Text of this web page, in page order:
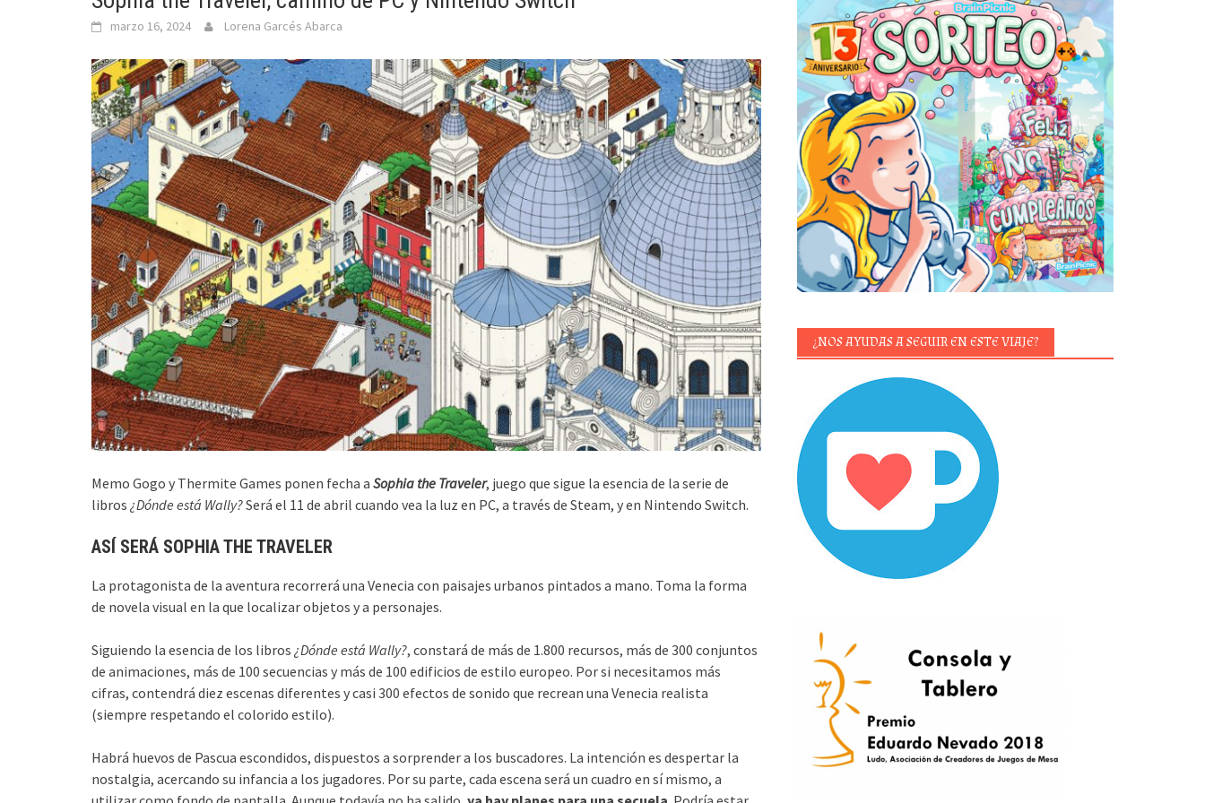
marzo 16, 2024 Lorena Garcés Abarca
Memo Gogo y Thermite Games ponen fecha a Sophia the Traveler, juego que sigue la esencia de la serie de
libros ¿Dónde está Wally?Será el 11 de abril cuando vea la luz en PC, a través de Steam, y en Nintendo Switch.
ASÍ SERÁ SOPHIA THE TRAVELER
La protagonista de la aventura recorrerá una Venecia con paisajes urbanos pintados a mano. Toma la forma
de novela visual en la que localizar objetos y a personajes.
Siguiendo la esencia de los libros ¿Dónde está Wally?, constará de más de 1.800 recursos, más de 300 conjuntos
de animaciones, más de 100 secuencias y más de 100 edificios de estilo europeo. Por si necesitamos más
cifras, contendrá diez escenas diferentes y casi 300 efectos de sonido que recrean una Venecia realista
(siempre respetando el colorido estilo).
Habrá huevos de Pascua escondidos, dispuestos a sorprender a los buscadores. La intención es despertar la
nostalgia, acercando su infancia a los jugadores. Por su parte, cada escena será un cuadro en sí mismo, a
¿NOS AYUDAS A SEGUIR EN ESTE VIAJE?